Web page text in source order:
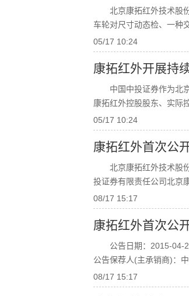
北京康拓红外技术股
车轮对尺寸动态检、一种
05/17 10:24
康拓红外开展持
中国中投证券作为北
康拓红外控股股东、实际
05/17 10:24
康拓红外首次公
北京康拓红外技术股
投证券有限责任公司北京
08/17 15:17
康拓红外首次公
公告日期：2015-04-
公告保荐人(主承销商)：
08/17 15:17